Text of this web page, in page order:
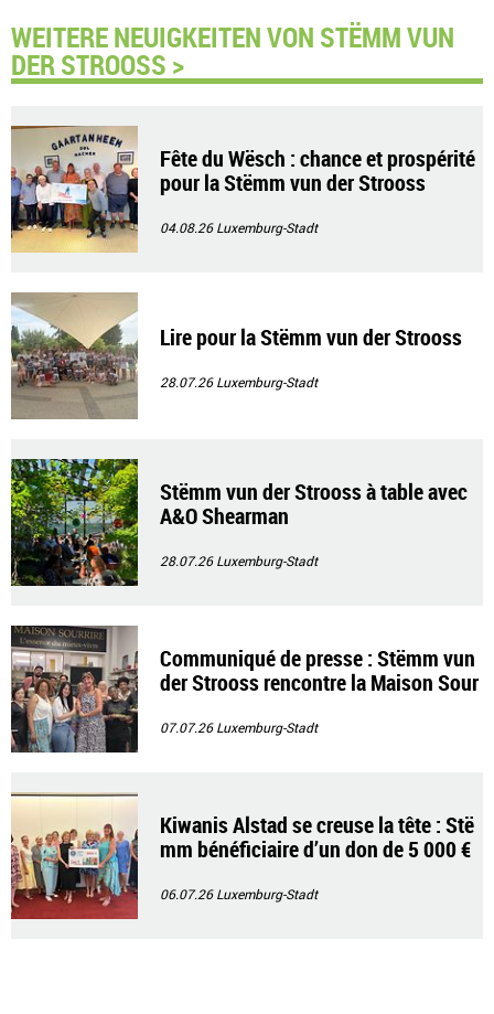
WEITERE NEUIGKEITEN VON STËMM VUN
DER STROOSS >
Fête du Wësch : chance et prospérité
pour la Stëmm vun der Strooss
04.08.26Luxemburg-Stadt
Lire pour la Stëmm vun der Strooss
28.07.26Luxemburg-Stadt
Stëmm vun der Strooss à table avec
A&O Shearman
28.07.26Luxemburg-Stadt
Communiqué de presse : Stëmm vun
der Strooss rencontre la Maison Sour
07.07.26Luxemburg-Stadt
Kiwanis Alstad se creuse la tête : Stë
mm bénéficiaire d’un don de 5 000 €
06.07.26Luxemburg-Stadt